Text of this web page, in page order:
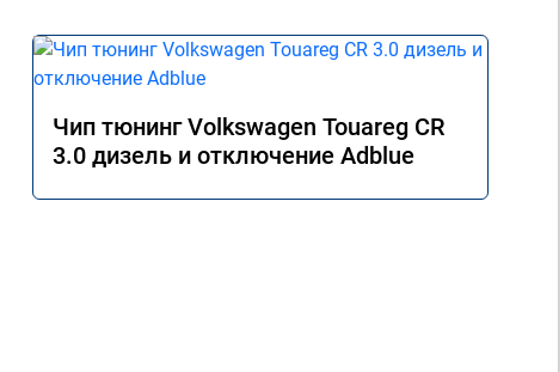
Чип тюнинг Volkswagen Touareg CR
3.0 дизель и отключение Adblue